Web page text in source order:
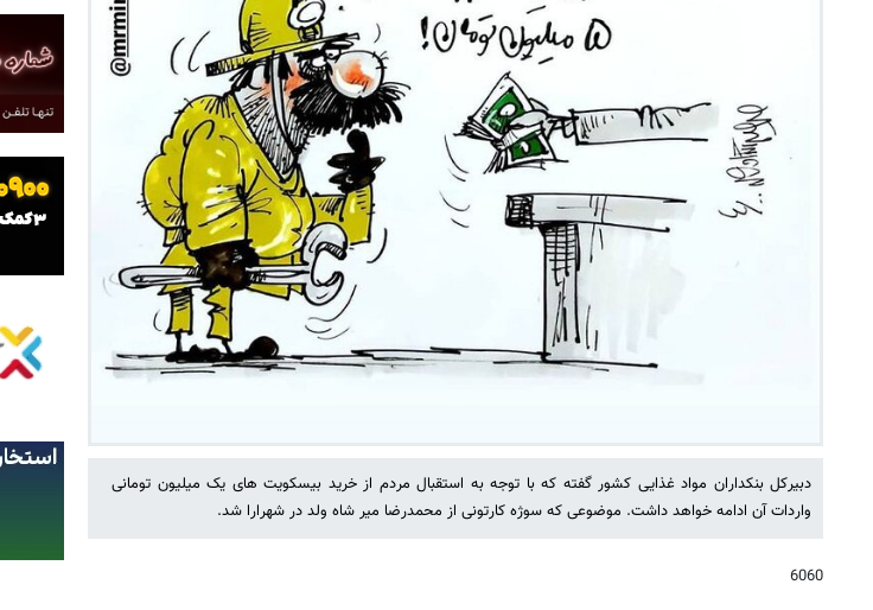
دبیرکل بنکداران مواد غذایی کشور گفته که با توجه به استقبال مردم از خرید بیسکویت های یک میلیون تومانی
واردات آن ادامه خواهد داشت. موضوعی که سوژه کارتونی از محمدرضا میر شاه ولد در شهرارا شد.
6060